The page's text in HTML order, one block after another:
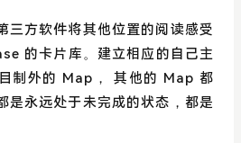
三方软件将其他位置的阅读感受
的卡片库。建立相应的自己主
制外的 Map， 其他的 Map 都
是永远处于未完成的状态，都是